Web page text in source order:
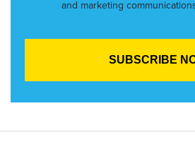
and marketing